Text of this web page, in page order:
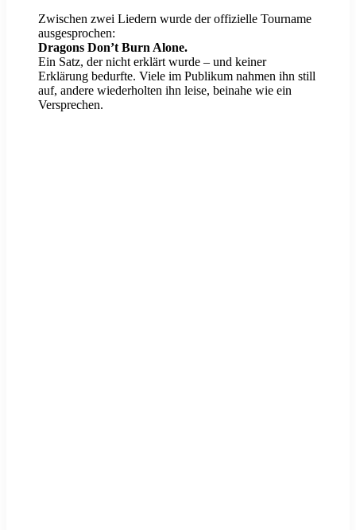
Zwischen zwei Liedern wurde der offizielle Tourname
ausgesprochen:
Dragons Don’t Burn Alone.
Ein Satz, der nicht erklärt wurde – und keiner
Erklärung bedurfte. Viele im Publikum nahmen ihn still
auf, andere wiederholten ihn leise, beinahe wie ein
Versprechen.